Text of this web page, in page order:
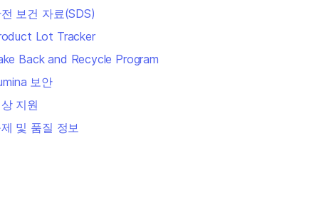
보건 자료(SDS)
Lot Tracker
Back and Recycle Program
보안
지원
및 품질 정보